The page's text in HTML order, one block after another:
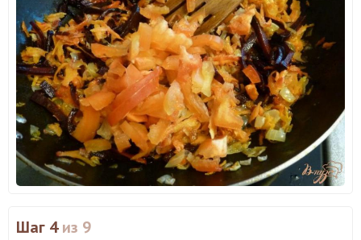
Шаг 4из 9